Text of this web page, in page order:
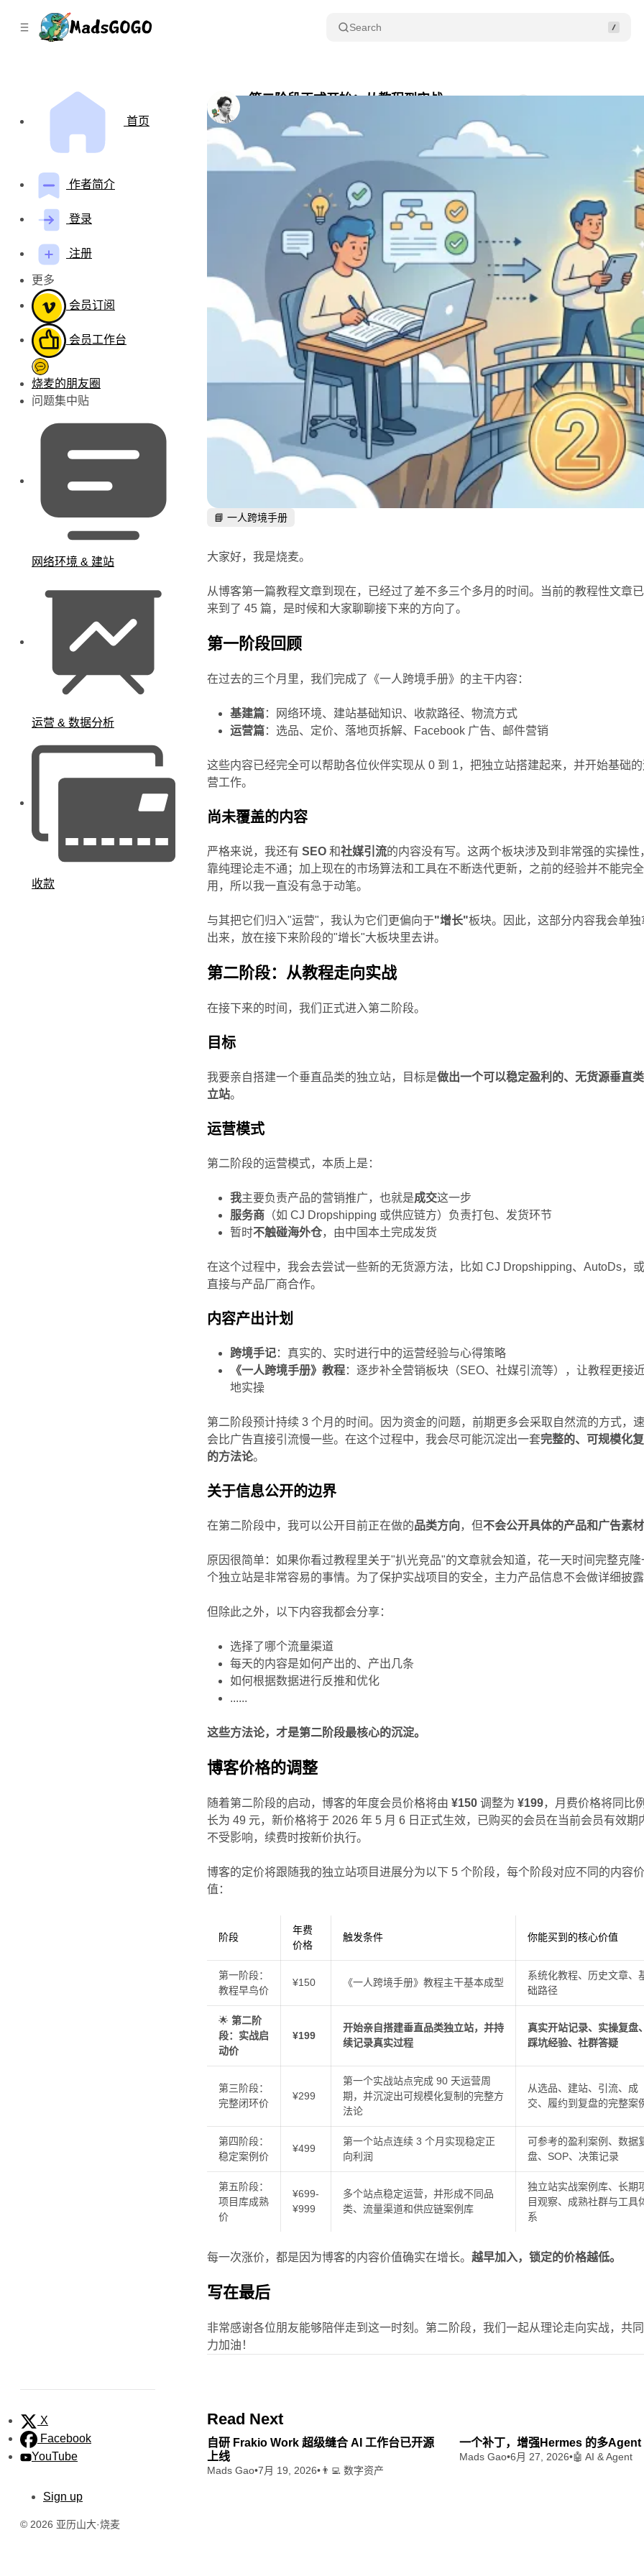
Search
首页
作者简介
登录
注册
更多
会员订阅
会员工作台
烧麦的朋友圈
问题集中贴
网络环境 & 建站
运营 & 数据分析
收款
X
Facebook
YouTube
Sign up
© 2026 亚历山大·烧麦
第二阶段正式开始：从教程到实战
Mads Gao•四月 25, 2026
📘 一人跨境手册
大家好，我是烧麦。
从博客第一篇教程文章到现在，已经过了差不多三个多月的时间。当前的教程性文章
来到了 45 篇，是时候和大家聊聊接下来的方向了。
第一阶段回顾
在过去的三个月里，我们完成了《一人跨境手册》的主干内容：
基建篇：网络环境、建站基础知识、收款路径、物流方式
运营篇：选品、定价、落地页拆解、Facebook 广告、邮件营销
这些内容已经完全可以帮助各位伙伴实现从 0 到 1，把独立站搭建起来，并开始基础
营工作。
尚未覆盖的内容
严格来说，我还有SEO 和社媒引流的内容没有写。这两个板块涉及到非常强的实操性
靠纯理论走不通；加上现在的市场算法和工具在不断迭代更新，之前的经验并不能完
用，所以我一直没有急于动笔。
与其把它们归入"运营"，我认为它们更偏向于"增长"板块。因此，这部分内容我会单独
出来，放在接下来阶段的"增长"大板块里去讲。
第二阶段：从教程走向实战
在接下来的时间，我们正式进入第二阶段。
目标
我要亲自搭建一个垂直品类的独立站，目标是做出一个可以稳定盈利的、无货源垂直
立站。
运营模式
第二阶段的运营模式，本质上是：
我主要负责产品的营销推广，也就是成交这一步
服务商 （如 CJ Dropshipping 或供应链方）负责打包、发货环节
暂时不触碰海外仓，由中国本土完成发货
在这个过程中，我会去尝试一些新的无货源方法，比如 CJ Dropshipping、AutoDs，
直接与产品厂商合作。
内容产出计划
跨境手记：真实的、实时进行中的运营经验与心得策略
《一人跨境手册》教程：逐步补全营销板块（SEO、社媒引流等），让教程更接
地实操
第二阶段预计持续 3 个月的时间。因为资金的问题，前期更多会采取自然流的方式，
会比广告直接引流慢一些。在这个过程中，我会尽可能沉淀出一套完整的、可规模化
的方法论。
关于信息公开的边界
在第二阶段中，我可以公开目前正在做的品类方向，但不会公开具体的产品和广告素材
原因很简单：如果你看过教程里关于"扒光竞品"的文章就会知道，花一天时间完整克隆
个独立站是非常容易的事情。为了保护实战项目的安全，主力产品信息不会做详细披露
但除此之外，以下内容我都会分享：
选择了哪个流量渠道
每天的内容是如何产出的、产出几条
如何根据数据进行反推和优化
......
这些方法论，才是第二阶段最核心的沉淀。
博客价格的调整
随着第二阶段的启动，博客的年度会员价格将由¥150 调整为¥199，月费价格将同比
长为 49 元，新价格将于 2026 年 5 月 6 日正式生效，已购买的会员在当前会员有效期
不受影响，续费时按新价执行。
博客的定价将跟随我的独立站项目进展分为以下 5 个阶段，每个阶段对应不同的内容价
值：
阶段
年费
价格
触发条件 你能买到的核心价值
第一阶段：
教程早鸟价
¥150 《一人跨境手册》教程主干基本成型
系统化教程、历史文章、
础路径
🌟第二阶
段：实战启
动价
¥199
开始亲自搭建垂直品类独立站，并持
续记录真实过程
真实开站记录、实操复盘、
踩坑经验、社群答疑
第三阶段：
完整闭环价
¥299
第一个实战站点完成 90 天运营周
期，并沉淀出可规模化复制的完整方
法论
从选品、建站、引流、成
交、履约到复盘的完整案
第四阶段：
稳定案例价
¥499
第一个站点连续 3 个月实现稳定正
向利润
可参考的盈利案例、数据
盘、SOP、决策记录
第五阶段：
项目库成熟
价
¥699-
¥999
多个站点稳定运营，并形成不同品
类、流量渠道和供应链案例库
独立站实战案例库、长期
目观察、成熟社群与工具
系
每一次涨价，都是因为博客的内容价值确实在增长。越早加入，锁定的价格越低。
写在最后
非常感谢各位朋友能够陪伴走到这一时刻。第二阶段，我们一起从理论走向实战，共
力加油！
Read Next
自研 Frakio Work 超级缝合 AI 工作台已开源
上线
Mads Gao•7月 19, 2026•👨‍💻 数字资产
一个补丁，增强Hermes 的多Agent
Mads Gao•6月 27, 2026•🤖 AI & Agent